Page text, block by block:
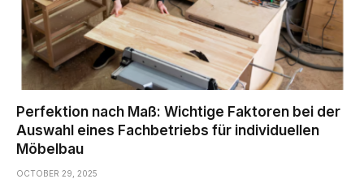
Perfektion nach Maß: Wichtige Faktoren bei der
Auswahl eines Fachbetriebs für individuellen
Möbelbau
OCTOBER 29, 2025